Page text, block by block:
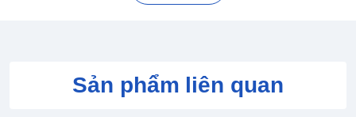
Flat shot: Bóng nhanh không xoáy .
Simple shot: Một cú đánh thường, không mạnh, không xoáy.
Slice: Kiểu đánh xoáy dưới hoặc giao bóng xoáy ngang.
Sản phẩm liên quan